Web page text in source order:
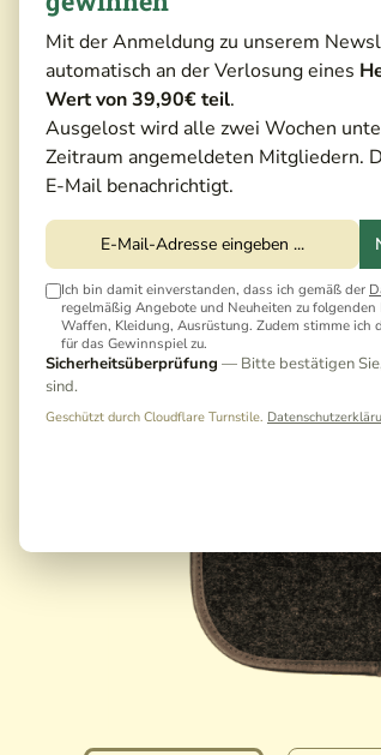
Mit der Anmeldung zu unserem
automatisch an der Verlosung eines
Wert von 39,90€ teil.
Ausgelost wird alle zwei Wochen
Zeitraum angemeldeten Mitgliedern.
E-Mail benachrichtigt.
Ich bin damit einverstanden, dass ich gemäß der
regelmäßig Angebote und Neuheiten zu
Waffen, Kleidung, Ausrüstung. Zudem stimme ich
für das Gewinnspiel zu.
Sicherheitsüberprüfung — Bitte bestätigen
sind.
Geschützt durch Cloudflare Turnstile.